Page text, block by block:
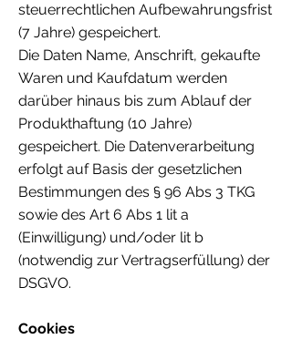
steuerrechtlichen Aufbewahrungsfrist
(7 Jahre) gespeichert.
Die Daten Name, Anschrift, gekaufte
Waren und Kaufdatum werden
darüber hinaus bis zum Ablauf der
Produkthaftung (10 Jahre)
gespeichert. Die Datenverarbeitung
erfolgt auf Basis der gesetzlichen
Bestimmungen des § 96 Abs 3 TKG
sowie des Art 6 Abs 1 lit a
(Einwilligung) und/oder lit b
(notwendig zur Vertragserfüllung) der
DSGVO.
Cookies